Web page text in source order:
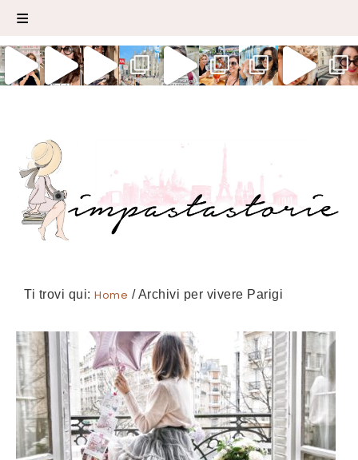
Ti trovi qui: Home /Archivi per vivere Parigi